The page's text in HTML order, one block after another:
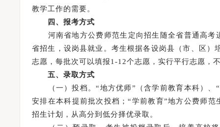
教学工作的需要。
四、报考方式
河南省地方公费师范生定向招生随全省普通高考
省招生，设岗县就业。考生根据各设岗县（市、区）
志愿，每批次可以填报1-12个志愿，实行平行志愿，
五、录取方式
（一）投档。“地方优师”（含学前教育本科）、“
安排在本科提前批次投档；“学前教育”地方公费师
招生计划，从高分到低分择优录取。